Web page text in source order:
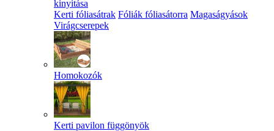
kinyitása
Kerti fóliasátrak Fóliák fóliasátorra Magaságyások
Virágcserepek
Homokozók
Kerti pavilon függönyök